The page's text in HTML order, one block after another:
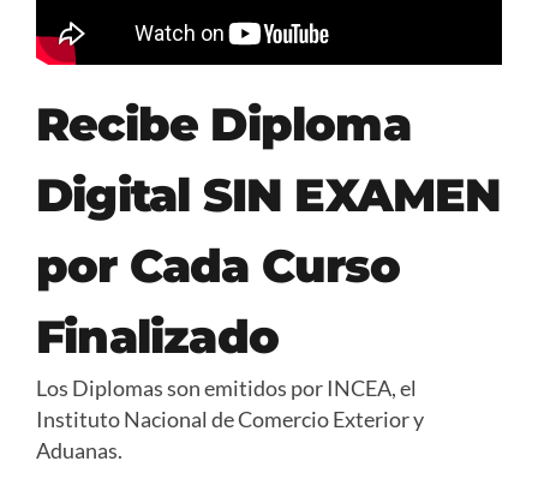
Recibe Diploma
Digital SIN EXAMEN
por Cada Curso
Finalizado
Los Diplomas son emitidos por INCEA, el
Instituto Nacional de Comercio Exterior y
Aduanas.